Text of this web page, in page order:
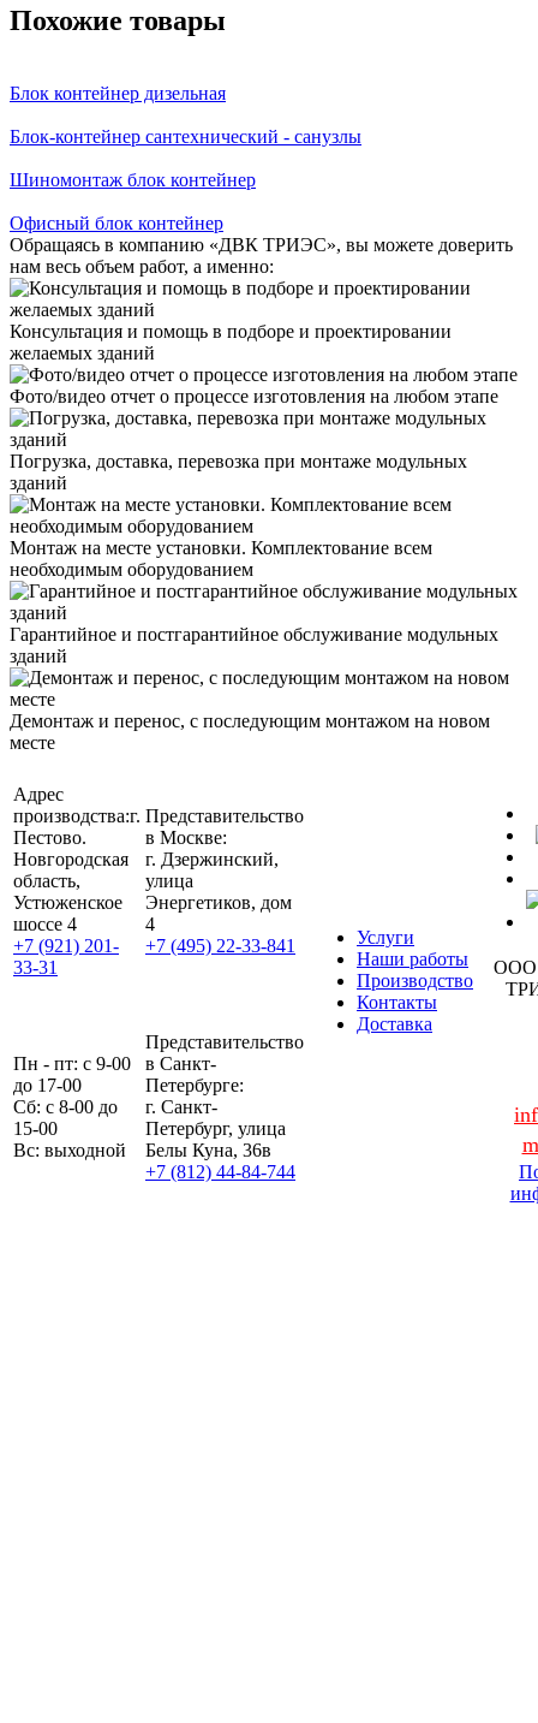
Похожие товары
Блок контейнер дизельная
Блок-контейнер сантехнический - санузлы
Шиномонтаж блок контейнер
Офисный блок контейнер
Обращаясь в компанию «ДВК ТРИЭС», вы можете доверить
нам весь объем работ, а именно:
Консультация и помощь в подборе и проектировании
желаемых зданий
Фото/видео отчет о процессе изготовления на любом этапе
Погрузка, доставка, перевозка при монтаже модульных
зданий
Монтаж на месте установки. Комплектование всем
необходимым оборудованием
Гарантийное и постгарантийное обслуживание модульных
зданий
Демонтаж и перенос, с последующим монтажом на новом
месте
Адрес
производства:г.
Пестово.
Новгородская
область,
Устюженское
шоссе 4
+7 (921) 201-
33-31
Представительство
в Москве:
г. Дзержинский,
улица
Энергетиков, дом
4
+7 (495) 22-33-841
Услуги
Наши работы
Производство
Контакты
Доставка
ООО
Пн - пт: с 9-00
до 17-00
Сб: с 8-00 до
15-00
Вс: выходной
Представительство
в Санкт-
Петербурге:
г. Санкт-
Петербург, улица
Белы Куна, 36в
+7 (812) 44-84-744